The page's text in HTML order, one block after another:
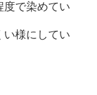
度で染めてい
様にしてい